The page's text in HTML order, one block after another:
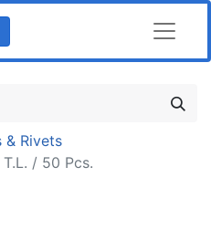
& Rivets
/ 50 Pcs.